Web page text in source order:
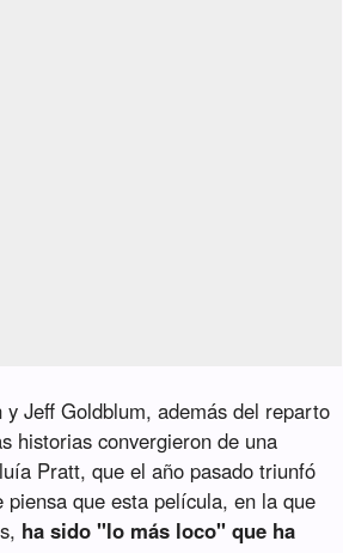
Jeff Goldblum, además del reparto
historias convergieron de una
Pratt, que el año pasado triunfó
que esta película, en la que
ha sido "lo más loco" que ha